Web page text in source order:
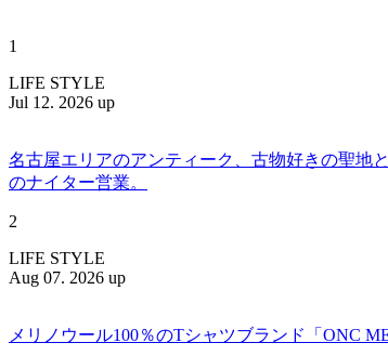
1
LIFE STYLE
Jul 12. 2026 up
名古屋エリアのアンティーク、古物好きの聖地
のナイター営業。
2
LIFE STYLE
Aug 07. 2026 up
メリノウール100％のTシャツブランド「ONC